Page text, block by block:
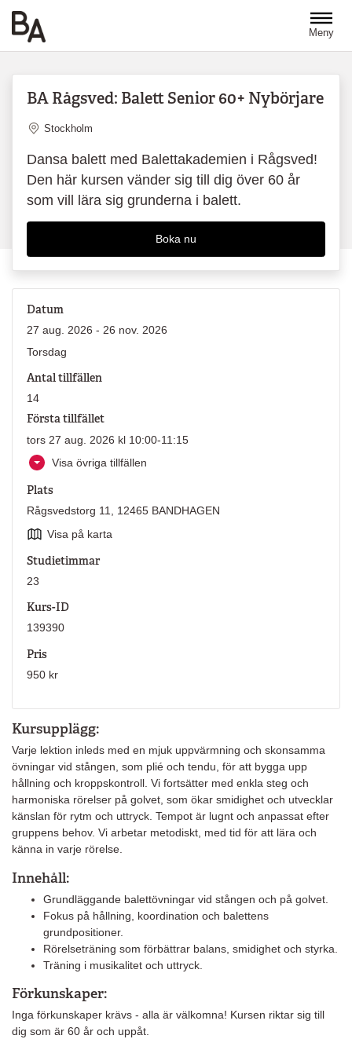
Meny
BA Rågsved: Balett Senior 60+ Nybörjare
Plats
Stockholm
Dansa balett med Balettakademien i Rågsved!
Den här kursen vänder sig till dig över 60 år
som vill lära sig grunderna i balett.
Boka nu
Kursupplägg:
Varje lektion inleds med en mjuk uppvärmning och skonsamma
övningar vid stången, som plié och tendu, för att bygga upp
hållning och kroppskontroll. Vi fortsätter med enkla steg och
harmoniska rörelser på golvet, som ökar smidighet och utvecklar
känslan för rytm och uttryck. Tempot är lugnt och anpassat efter
gruppens behov. Vi arbetar metodiskt, med tid för att lära och
känna in varje rörelse.
Innehåll:
Grundläggande balettövningar vid stången och på golvet.
Fokus på hållning, koordination och balettens
grundpositioner.
Rörelseträning som förbättrar balans, smidighet och styrka.
Träning i musikalitet och uttryck.
Förkunskaper:
Inga förkunskaper krävs - alla är välkomna! Kursen riktar sig till
dig som är 60 år och uppåt.
Datum
27 aug. 2026 - 26 nov. 2026
Torsdag
Antal tillfällen
14
Första tillfället
tors 27 aug. 2026 kl 10:00-11:15
Visa övriga tillfällen
Plats
Rågsvedstorg 11, 12465 BANDHAGEN
Visa på karta
Studietimmar
23
Kurs-ID
139390
Pris
950 kr